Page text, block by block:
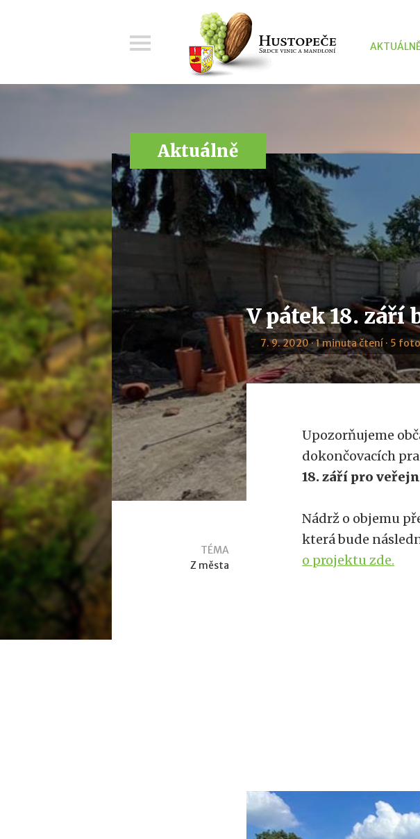
Aktuálně
V pátek 18. září
7. 9. 2020 · 1 minuta čtení · 5
TÉMA
Z města
Upozorňujeme
dokončovacích
18. září pro
Nádrž o objemu
která bude
o projektu zde.